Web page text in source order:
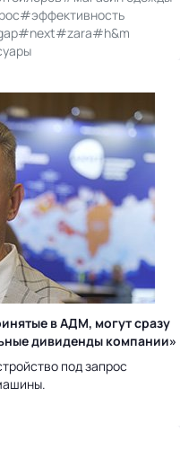
#эффективность
#next#zara#h&m
в АДМ, могут сразу
дивиденды компании»
под запрос